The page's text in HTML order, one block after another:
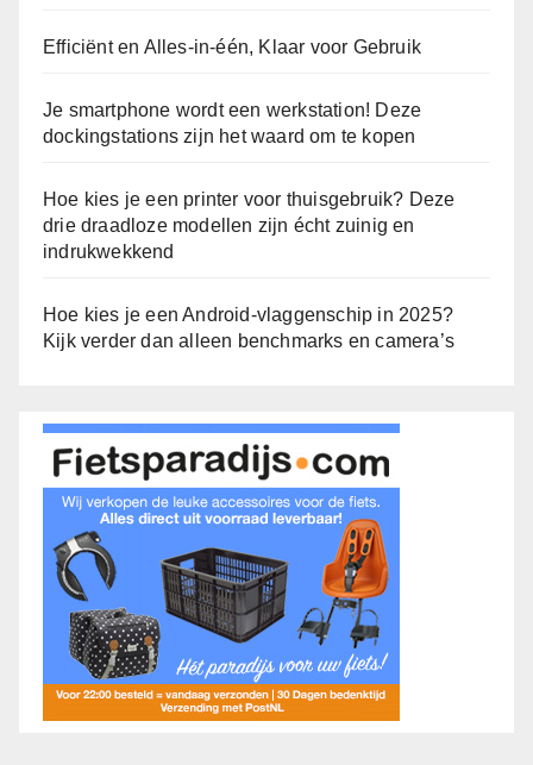
Efficiënt en Alles-in-één, Klaar voor Gebruik
Je smartphone wordt een werkstation! Deze
dockingstations zijn het waard om te kopen
Hoe kies je een printer voor thuisgebruik? Deze
drie draadloze modellen zijn écht zuinig en
indrukwekkend
Hoe kies je een Android-vlaggenschip in 2025?
Kijk verder dan alleen benchmarks en camera’s